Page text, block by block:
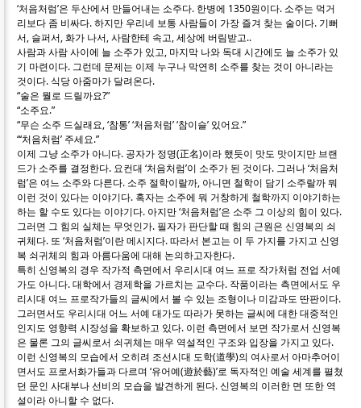
‘처음처럼’은 두산에서 만들어내는 소주다. 한병에 1350원이다. 소주는 먹거
리보다 좀 비싸다. 하지만 우리네 보통 사람들이 가장 즐겨 찾는 술이다. 기뻐
서, 슬퍼서, 화가 나서, 사람한테 속고, 세상에 버림받고..
사람과 사람 사이에 늘 소주가 있고, 마지막 나와 독대 시간에도 늘 소주가 있
기 마련이다. 그런데 문제는 이제 누구나 막연히 소주를 찾는 것이 아니라는
것이다. 식당 아줌마가 달려온다.
“술은 뭘로 드릴까요?”
“소주요.”
“무슨 소주 드실래요, ‘참통’ ‘처음처럼’ ‘참이슬’ 있어요.”
“‘처음처럼’ 주세요.”
이제 그냥 소주가 아니다. 공자가 정명(正名)이라 했듯이 맛도 맛이지만 브랜
드가 소주를 결정한다. 요컨대 ‘처음처럼’이 소주가 된 것이다. 그러나 ‘처음처
럼’은 여느 소주와 다른다. 소주 절학이랄까, 아니면 철학이 담기 소주랄까 뭐
이런 것이 있다는 이야기다. 혹자는 소주에 뭐 거창하게 철학까지 이야기하는
하는 할 수도 있다는 이야기다. 아지만 ‘처음처럼’은 소주 그 이상의 힘이 있다.
그러면 그 힘의 실체는 무엇인가. 필자가 판단할 때 힘의 근원은 신영복의 쇠
귀체다. 또 ‘처음처럼’이란 메시지다. 따라서 본고는 이 두 가지를 가지고 신영
복 쇠귀체의 힘과 아름다움에 대해 논의하고자한다.
특히 신영복의 경우 작가적 측면에서 우리시대 여느 프로 작가처럼 전업 서예
가도 아니다. 대학에서 경제학을 가르치는 교수다. 작품이라는 측면에서도 우
리시대 여느 프로작가들의 글씨에서 볼 수 있는 조형이나 미감과도 딴판이다.
그러면서도 우리시대 어느 서예 대가도 따라가 못하는 글씨에 대한 대중적인
인지도 영향력 시장성을 확보하고 있다. 이런 측면에서 보면 작가로서 신영복
은 물론 그의 글씨로서 쇠귀체는 매우 역설적인 구조와 입장을 가지고 있다.
이런 신영복의 모습에서 오히려 조선시대 도학(道學)의 여사로서 아마추어이
면서도 프로서화가들과 다르며 ‘유어예(遊於藝)’로 독자적인 예술 세계를 펼쳤
던 문인 사대부나 선비의 모습을 발견하게 된다. 신영복의 이러한 면 또한 역
설이라 아니할 수 없다.